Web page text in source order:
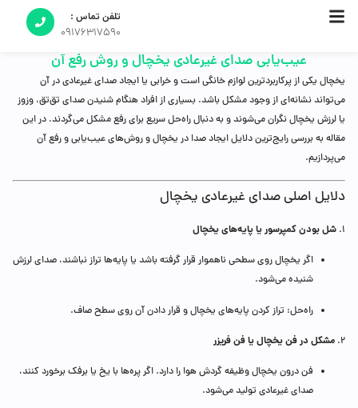
تلفن تماس :
09176317590
عیب‌یابی صدای غیرعادی یخچال و روش رفع آن
یخچال یکی از پرکاربردترین لوازم خانگی است و خرابی یا ایجاد صدای غیرعادی در آن
می‌تواند نشانه‌ای از وجود مشکل باشد. بسیاری از افراد هنگام شنیدن صدای تق‌تق، وزوز
یا لرزش یخچال نگران می‌شوند و به دنبال راه‌حل سریع برای رفع مشکل می‌گردند. در این
مقاله به بررسی رایج‌ترین دلایل ایجاد صدا در یخچال و روش‌های عیب‌یابی و رفع آن
می‌پردازیم.
دلایل اصلی صدای غیرعادی یخچال
۱. شل بودن کمپرسور یا پایه‌های یخچال
اگر یخچال روی سطحی ناهموار قرار گرفته باشد یا پایه‌ها تراز نباشند، صدای لرزش
شنیده می‌شود.
راه‌حل: تراز کردن پایه‌های یخچال و قرار دادن آن روی سطح صاف.
۲. مشکل در فن یخچال یا فن فریزر
فن درون یخچال وظیفه گردش هوا را دارد. اگر پره‌ها با یخ یا برفک برخورد کنند،
صدای غیرعادی تولید می‌شود.